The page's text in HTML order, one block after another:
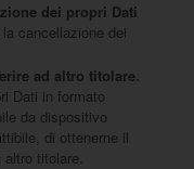
dei propri Dati
la cancellazione dei
ad altro titolare.
Dati in formato
da dispositivo
di ottenerne il
titolare.